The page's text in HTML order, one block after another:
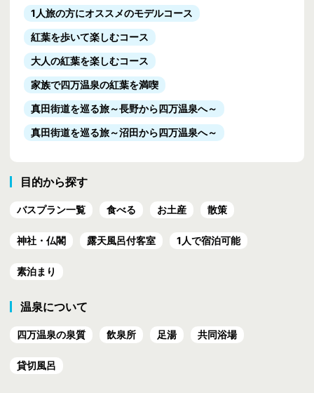
1人旅の方にオススメのモデルコース
紅葉を歩いて楽しむコース
大人の紅葉を楽しむコース
家族で四万温泉の紅葉を満喫
真田街道を巡る旅～長野から四万温泉へ～
真田街道を巡る旅～沼田から四万温泉へ～
目的から探す
バスプラン一覧 食べる お土産 散策
神社・仏閣 露天風呂付客室 1人で宿泊可能
素泊まり
温泉について
四万温泉の泉質 飲泉所 足湯 共同浴場
貸切風呂